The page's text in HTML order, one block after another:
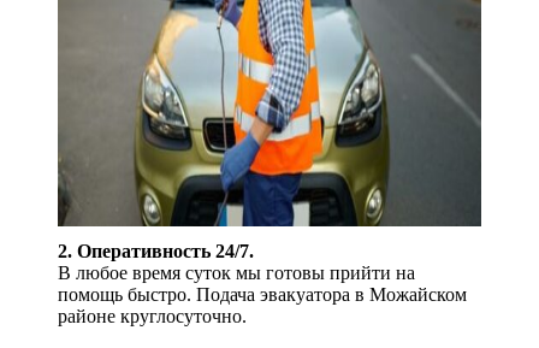
2. Оперативность 24/7.
В любое время суток мы готовы прийти на
помощь быстро. Подача эвакуатора в Можайском
районе круглосуточно.